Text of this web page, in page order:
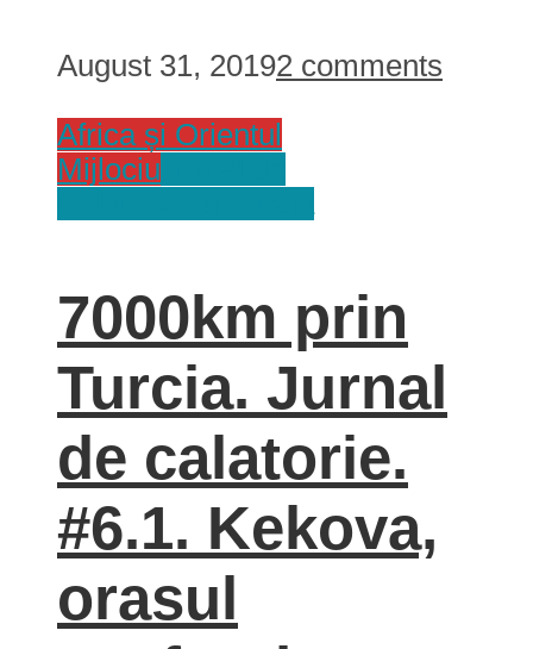
August 31, 20192 comments
Africa și Orientul
Mijlociu
7000km prin
Turcia. Jurnal
de calatorie.
#6.1. Kekova,
orasul